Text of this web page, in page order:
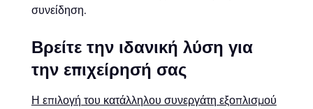
συνείδηση.
Βρείτε την ιδανική λύση για
την επιχείρησή σας
Η επιλογή του κατάλληλου συνεργάτη εξοπλισμού